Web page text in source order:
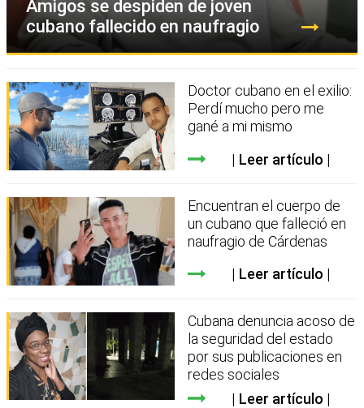
Amigos se despiden de joven
cubano fallecido en naufragio
Doctor cubano en el exilio:
Perdí mucho pero me
gané a mi mismo
Leer artículo
Encuentran el cuerpo de
un cubano que falleció en
naufragio de Cárdenas
Leer artículo
Cubana denuncia acoso de
la seguridad del estado
por sus publicaciones en
redes sociales
Leer artículo